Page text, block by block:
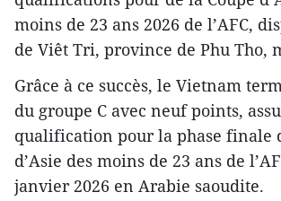
moins de 23 ans 2026 de l’AFC,
de Viêt Tri, province de Phu Tho,
Grâce à ce succès, le Vietnam
du groupe C avec neuf points,
qualification pour la phase finale
d’Asie des moins de 23 ans de
janvier 2026 en Arabie saoudite.